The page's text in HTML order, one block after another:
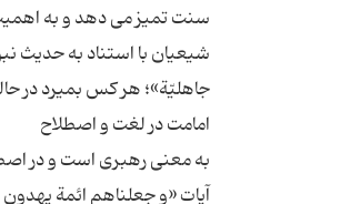
شیعیان با استناد به حدیث
به معنی رهبری است و در